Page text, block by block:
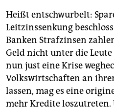
Heißt entschwurbelt:
Leitzinssenkung
Banken Strafzinsen
Geld nicht unter die
nun just eine Krise
Volkswirtschaften an
lassen, mag es eine
mehr Kredite